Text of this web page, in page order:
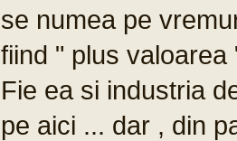
se numea pe
fiind " plus
Fie ea si industria
pe aici ... dar , din